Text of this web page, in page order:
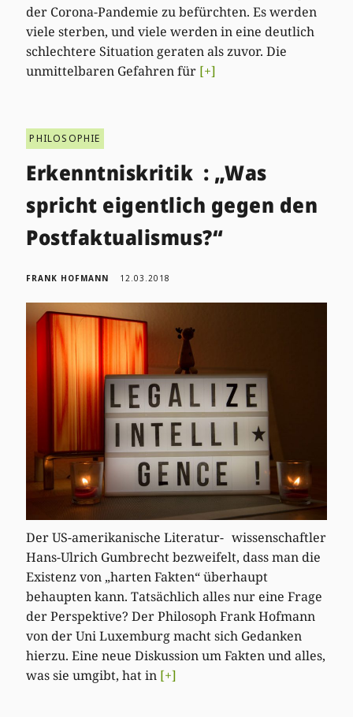
der Corona-Pandemie zu befürchten. Es werden
viele sterben, und viele werden in eine deutlich
schlechtere Situation geraten als zuvor. Die
unmittelbaren Gefahren für [+]
PHILOSOPHIE
Erkenntniskritik : „Was
spricht eigentlich gegen den
Postfaktualismus?“
FRANK HOFMANN 12.03.2018
Der US-amerikanische Literatur- wissenschaftler
Hans-Ulrich Gumbrecht bezweifelt, dass man die
Existenz von „harten Fakten“ überhaupt
behaupten kann. Tatsächlich alles nur eine Frage
der Perspektive? Der Philosoph Frank Hofmann
von der Uni Luxemburg macht sich Gedanken
hierzu. Eine neue Diskussion um Fakten und alles,
was sie umgibt, hat in [+]